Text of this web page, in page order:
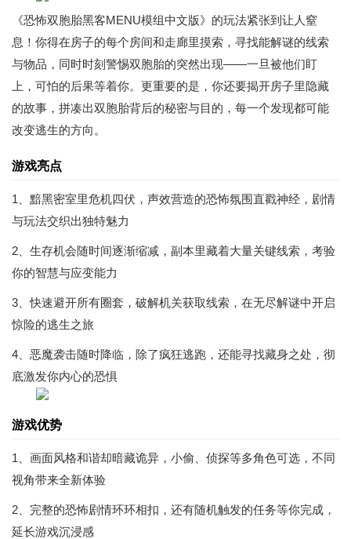
《恐怖双胞胎黑客MENU模组中文版》的玩法紧张到让人窒
息！你得在房子的每个房间和走廊里摸索，寻找能解谜的线索
与物品，同时时刻警惕双胞胎的突然出现——一旦被他们盯
上，可怕的后果等着你。更重要的是，你还要揭开房子里隐藏
的故事，拼凑出双胞胎背后的秘密与目的，每一个发现都可能
改变逃生的方向。
游戏亮点
1、黯黑密室里危机四伏，声效营造的恐怖氛围直戳神经，剧情
与玩法交织出独特魅力
2、生存机会随时间逐渐缩减，副本里藏着大量关键线索，考验
你的智慧与应变能力
3、快速避开所有圈套，破解机关获取线索，在无尽解谜中开启
惊险的逃生之旅
4、恶魔袭击随时降临，除了疯狂逃跑，还能寻找藏身之处，彻
底激发你内心的恐惧
游戏优势
1、画面风格和谐却暗藏诡异，小偷、侦探等多角色可选，不同
视角带来全新体验
2、完整的恐怖剧情环环相扣，还有随机触发的任务等你完成，
延长游戏沉浸感